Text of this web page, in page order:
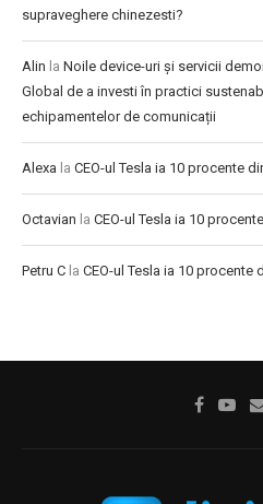
supraveghere chinezesti?
Alin la Noile device-uri și servicii
Global de a investi în practici
echipamentelor de comunicații
Alexa la CEO-ul Tesla ia 10 procente
Octavian la CEO-ul Tesla ia 10
Petru C la CEO-ul Tesla ia 10 procente